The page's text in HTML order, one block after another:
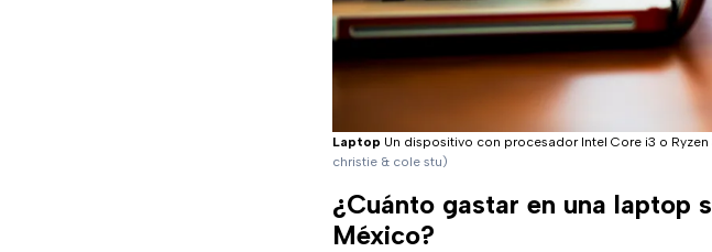
Laptop Un dispositivo con procesador Intel Core i3 o
christie & cole stu)
¿Cuánto gastar en una laptop
México?